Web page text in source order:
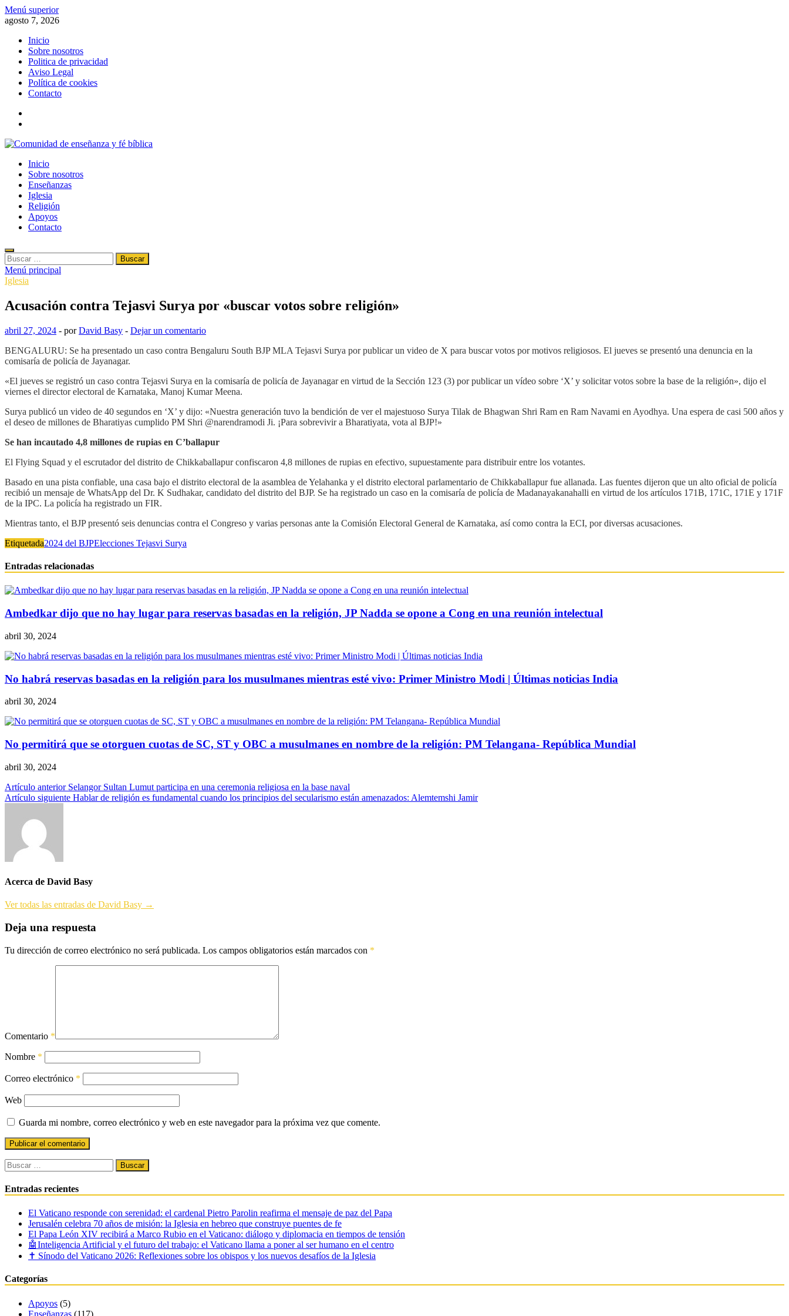
Saltar
al
Menú superior
agosto 7, 2026
Inicio
Sobre nosotros
Politica de privacidad
Aviso Legal
Política de cookies
Contacto
Comunidad de enseñanza y fé bíblica
Información de la fe, la biblia, el evangelismo, el cristianismo y la religión
Inicio
Sobre nosotros
Enseñanzas
Iglesia
Religión
Apoyos
Contacto
Buscar:
Menú principal
Iglesia
Acusación contra Tejasvi Surya por «buscar votos sobre religión»
abril 27, 2024 - porDavid Basy - Dejar un comentario
BENGALURU: Se ha presentado un caso contra Bengaluru South BJP MLA Tejasvi Surya por publicar un video de X para buscar votos por motivos religiosos. El jueves se presentó una denuncia en la
comisaría de policía de Jayanagar.
«El jueves se registró un caso contra Tejasvi Surya en la comisaría de policía de Jayanagar en virtud de la Sección 123 (3) por publicar un vídeo sobre ‘X’ y solicitar votos sobre la base de la religión», dijo el
viernes el director electoral de Karnataka, Manoj Kumar Meena.
Surya publicó un video de 40 segundos en ‘X’ y dijo: «Nuestra generación tuvo la bendición de ver el majestuoso Surya Tilak de Bhagwan Shri Ram en Ram Navami en Ayodhya. Una espera de casi 500 años y
el deseo de millones de Bharatiyas cumplido PM Shri @narendramodi Ji. ¡Para sobrevivir a Bharatiyata, vota al BJP!»
Se han incautado 4,8 millones de rupias en C’ballapur
El Flying Squad y el escrutador del distrito de Chikkaballapur confiscaron 4,8 millones de rupias en efectivo, supuestamente para distribuir entre los votantes.
Basado en una pista confiable, una casa bajo el distrito electoral de la asamblea de Yelahanka y el distrito electoral parlamentario de Chikkaballapur fue allanada. Las fuentes dijeron que un alto oficial de policía
recibió un mensaje de WhatsApp del Dr. K Sudhakar, candidato del distrito del BJP. Se ha registrado un caso en la comisaría de policía de Madanayakanahalli en virtud de los artículos 171B, 171C, 171E y 171F
de la IPC. La policía ha registrado un FIR.
Mientras tanto, el BJP presentó seis denuncias contra el Congreso y varias personas ante la Comisión Electoral General de Karnataka, así como contra la ECI, por diversas acusaciones.
Etiquetada2024 del BJPElecciones Tejasvi Surya
Entradas relacionadas
Ambedkar dijo que no hay lugar para reservas basadas en la religión, JP Nadda se opone a Cong en una reunión intelectual
abril 30, 2024
No habrá reservas basadas en la religión para los musulmanes mientras esté vivo: Primer Ministro Modi | Últimas noticias India
abril 30, 2024
No permitirá que se otorguen cuotas de SC, ST y OBC a musulmanes en nombre de la religión: PM Telangana- República Mundial
abril 30, 2024
Navegación
de
entradas
Artículo anterior Selangor Sultan Lumut participa en una ceremonia religiosa en la base naval
Artículo siguiente Hablar de religión es fundamental cuando los principios del secularismo están amenazados: Alemtemshi Jamir
Acerca de David Basy
Ver todas las entradas de David Basy →
Deja una respuesta
Tu dirección de correo electrónico no será publicada. Los campos obligatorios están marcados con *
Comentario *
Nombre *
Correo electrónico *
Web
Guarda mi nombre, correo electrónico y web en este navegador para la próxima vez que comente.
Buscar:
Entradas recientes
El Vaticano responde con serenidad: el cardenal Pietro Parolin reafirma el mensaje de paz del Papa
Jerusalén celebra 70 años de misión: la Iglesia en hebreo que construye puentes de fe
El Papa León XIV recibirá a Marco Rubio en el Vaticano: diálogo y diplomacia en tiempos de tensión
🤖Inteligencia Artificial y el futuro del trabajo: el Vaticano llama a poner al ser humano en el centro
✝️ Sínodo del Vaticano 2026: Reflexiones sobre los obispos y los nuevos desafíos de la Iglesia
Categorías
Apoyos (5)
Enseñanzas (117)